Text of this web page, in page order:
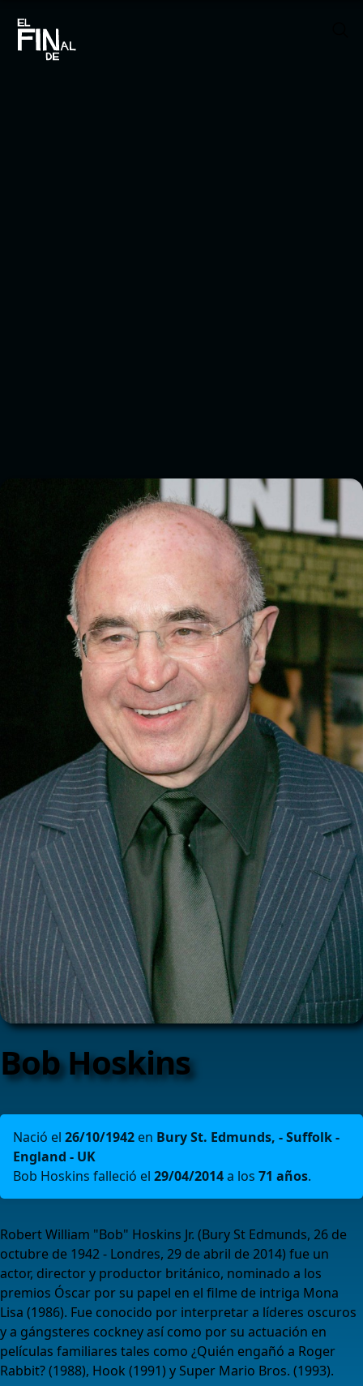
Bob Hoskins
Nació el 26/10/1942 en Bury St. Edmunds, - Suffolk -
England - UK
Bob Hoskins falleció el 29/04/2014a los 71 años.
Robert William "Bob" Hoskins Jr. (Bury St Edmunds, 26 de
octubre de 1942 - Londres, 29 de abril de 2014) fue un
actor, director y productor británico, nominado a los
premios Óscar por su papel en el filme de intriga Mona
Lisa (1986). Fue conocido por interpretar a líderes oscuros
y a gángsteres cockney así como por su actuación en
películas familiares tales como ¿Quién engañó a Roger
Rabbit? (1988), Hook (1991) y Super Mario Bros. (1993).